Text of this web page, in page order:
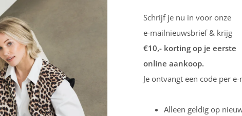
Schrijf je nu in voor onze
e-mailnieuwsbrief & krijg
€10,- korting op je eerste
online aankoop.
Je ontvangt een code per
Alleen geldig op